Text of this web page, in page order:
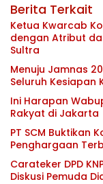
Berita Terkait
Ketua Kwarcab
dengan Atribut
Sultra
Menuju Jamnas
Seluruh Kesiapan
Ini Harapan
Rakyat di Jakarta
PT SCM Buktikan
Penghargaan
Carateker DPD
Diskusi Pemuda